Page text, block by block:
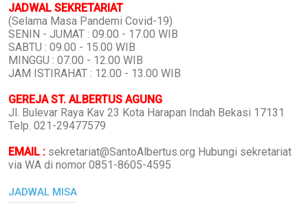
JADWAL SEKRETARIAT
(Selama Masa Pandemi Covid-19)
SENIN - JUMAT : 09.00 - 17.00 WIB
SABTU : 09.00 - 15.00 WIB
MINGGU : 07.00 - 12.00 WIB
JAM ISTIRAHAT : 12.00 - 13.00 WIB
GEREJA ST. ALBERTUS AGUNG
Jl. Bulevar Raya Kav 23 Kota Harapan Indah Bekasi 17131
Telp. 021-29477579
EMAIL : sekretariat@SantoAlbertus.org Hubungi sekretariat
via WA di nomor 0851-8605-4595
JADWAL MISA